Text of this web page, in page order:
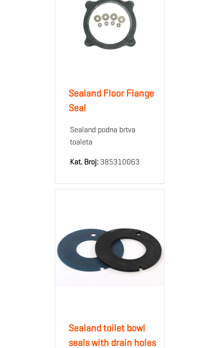
Sealand Floor Flange
Seal
Sealand podna brtva
toaleta
Kat. Broj:385310063
Sealand toilet bowl
seals with drain holes